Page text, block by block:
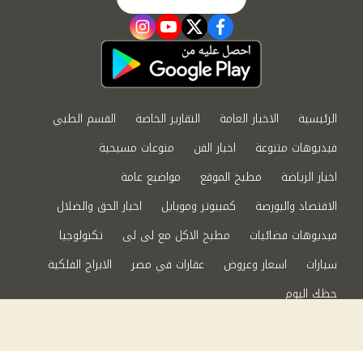
facebook
twitter
youtube
instagram
الرئيسية الاخبار العامة التقارير الخاصة
القسم الطبي
فيديوهات متنوعة
اخبار الفن
منوعات مسيحية
اخبار الرياضة
مطبخ الموقع
مواضيع عامة
الاقتصاد والبورصة
كمبيوتر وموبايل
اخبار الحق والضلال
فيديوهات فضائيات
مطبخ الاكل مع لى لى
تكنولوجيا
سيارات
اسعار وعروض عقارات في مصر
الابراج الفلكية
حظك اليوم